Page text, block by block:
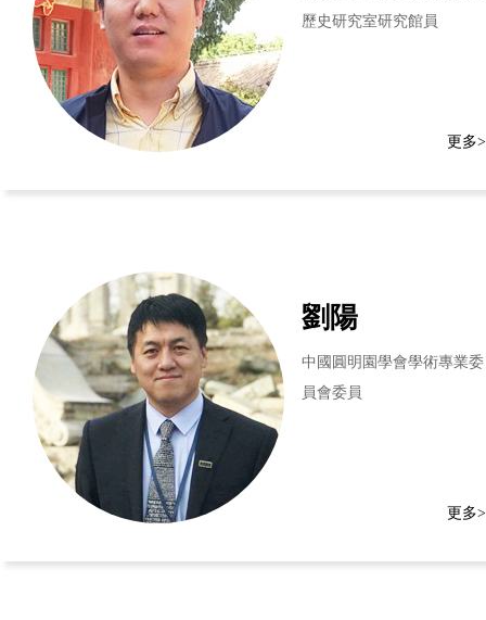
歷史研究室研究館員
更多
劉陽
中國圓明園學會學術專業委
員會委員
更多